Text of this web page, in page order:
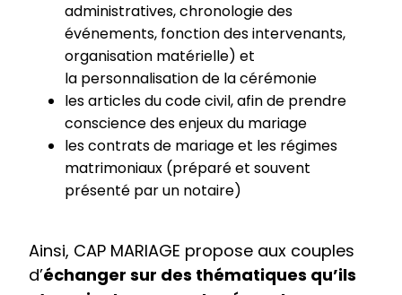
administratives, chronologie des
événements, fonction des intervenants,
organisation matérielle) et
la personnalisation de la cérémonie
les articles du code civil, afin de prendre
conscience des enjeux du mariage
les contrats de mariage et les régimes
matrimoniaux (préparé et souvent
présenté par un notaire)
Ainsi, CAP MARIAGE propose aux couples
d’échanger sur des thématiques qu’ils